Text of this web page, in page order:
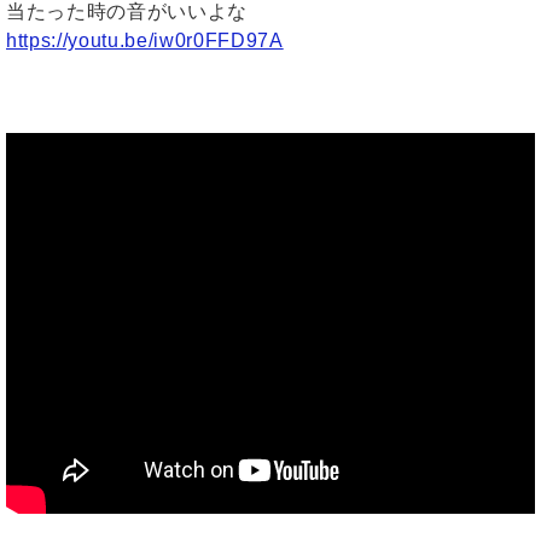
当たった時の音がいいよな
https://youtu.be/iw0r0FFD97A